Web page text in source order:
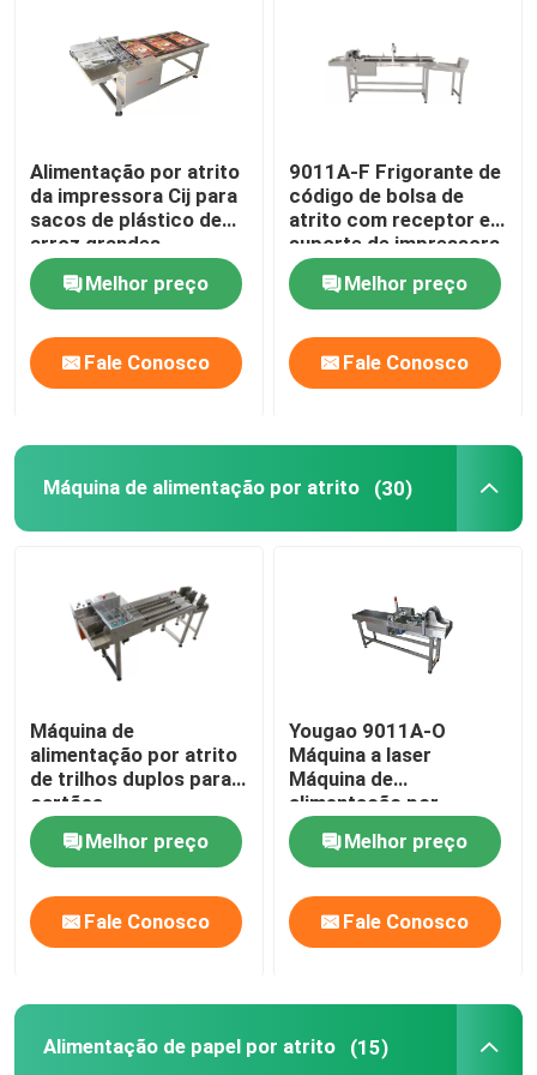
Sobre nós
Controle de qualidade
Contacte-nos
Notícias
Casos
Alimentação por atrito
Máquina de alimentação por atrito
Alimentação de papel por atrito
Máquina de Paging
Conveyor de impressora a jato de tinta
Transportador de codificação inferior
Alimentação por atrito
da impressora Cij para
sacos de plástico de
arroz grandes
Melhor preço
Fale Conosco
9011A-F Frigorante de
código de bolsa de
atrito com receptor e
suporte de impressora
Melhor preço
Fale Conosco
Máquina de alimentação por atrito (30)
Máquina de
alimentação por atrito
de trilhos duplos para
cartões
Melhor preço
Fale Conosco
Yougao 9011A-O
Máquina a laser
Máquina de
alimentação por
fricção de
sobreposição
Melhor preço
Fale Conosco
Alimentação de papel por atrito (15)